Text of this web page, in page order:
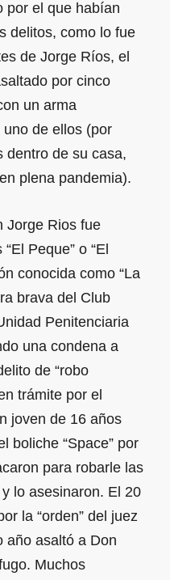
por el que habían
delitos, como lo fue
de Jorge Ríos, el
por cinco
un arma
uno de ellos (por
dentro de su casa,
plena pandemia).
Jorge Rios fue
Peque” o “El
conocida como “La
brava del Club
Penitenciaria
una condena a
de “robo
trámite por el
joven de 16 años
boliche “Space” por
para robarle las
lo asesinaron. El 20
la “orden” del juez
año asaltó a Don
Muchos